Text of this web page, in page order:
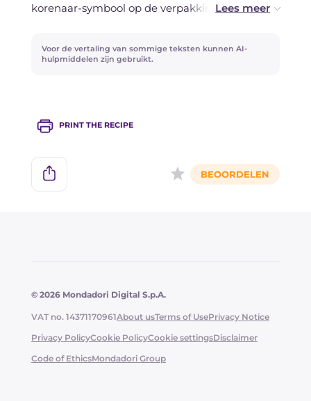
korenaar-symbool op de verpakking hebben,
het register van de AIC (Associazione Italiana
Celiachia).
Voor de vertaling van sommige teksten kunnen AI-
hulpmiddelen zijn gebruikt.
PRINT THE RECIPE
© 2026 Mondadori Digital S.p.A.
VAT no. 14371170961About usTerms of UsePrivacy Notice
Privacy PolicyCookie PolicyCookie settingsDisclaimer
Code of EthicsMondadori Group